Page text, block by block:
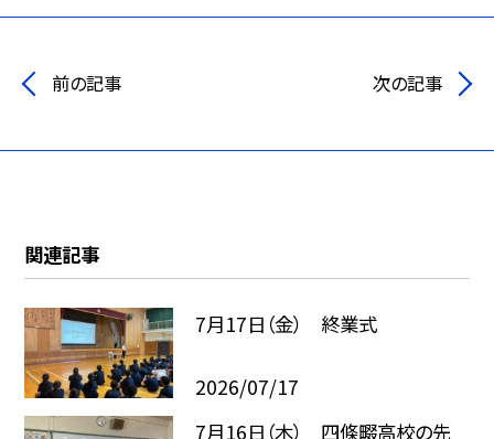
前の記事 次の記事
関連記事
7月17日（金） 終業式
2026/07/17
7月16日（木） 四條畷高校の先